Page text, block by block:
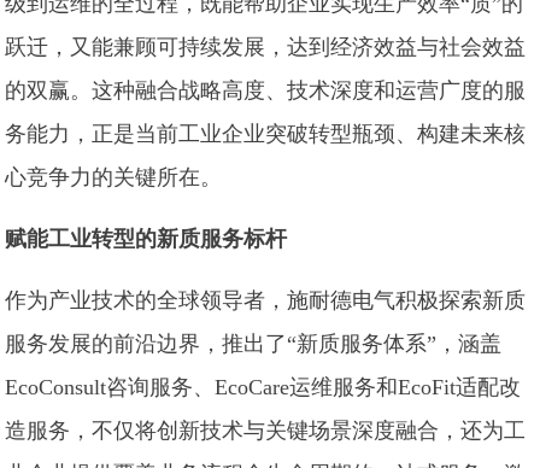
跃迁，又能兼顾可持续发展，达到经济效益与社会效益
的双赢。这种融合战略高度、技术深度和运营广度的服
务能力，正是当前工业企业突破转型瓶颈、构建未来核
心竞争力的关键所在。
赋能工业转型的新质服务标杆
作为产业技术的全球领导者，施耐德电气积极探索新质
服务发展的前沿边界，推出了“新质服务体系”，涵盖
EcoConsult咨询服务、EcoCare运维服务和EcoFit适配改
造服务，不仅将创新技术与关键场景深度融合，还为工